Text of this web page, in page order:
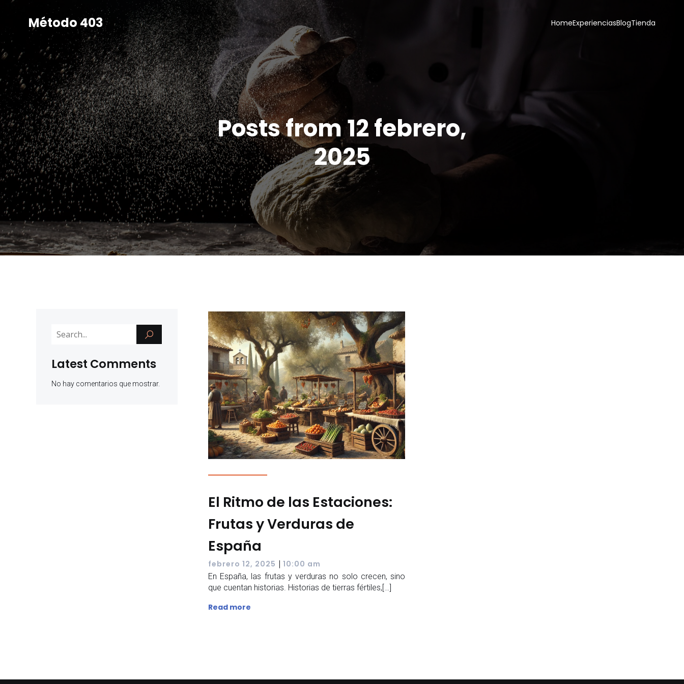
Método 403 HomeExperienciasBlogTienda
Posts from 12 febrero,
2025
Latest Comments
No hay comentarios que mostrar.
El Ritmo de las Estaciones:
Frutas y Verduras de
España
febrero 12, 2025 | 10:00 am
En España, las frutas y verduras no solo crecen, sino
que cuentan historias. Historias de tierras fértiles,[…]
Read more